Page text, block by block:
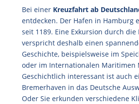
Bei einer Kreuzfahrt ab
entdecken. Der Hafen in Hamburg
seit 1189. Eine Exkursion durch die
verspricht deshalb einen
Geschichte, beispielsweise im
oder im Internationalen Maritimen
Geschichtlich interessant ist auch
Bremerhaven in das Deutsche
Oder Sie erkunden verschiedene